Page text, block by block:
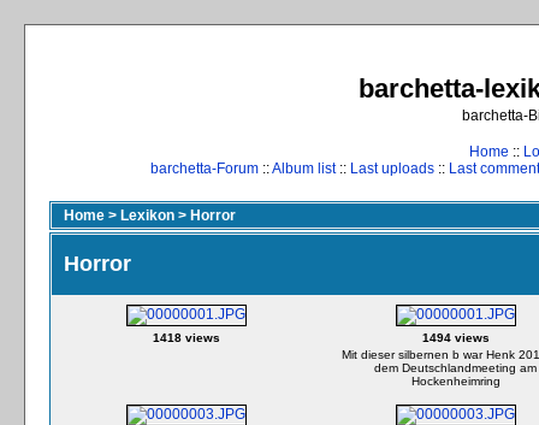
barchetta-
barchetta-
Home ::
barchetta-Forum ::Album list:: Last uploads :: Last
Home > Lexikon > Horror
Horror
1418 views
1494 views
Mit dieser silbernen b war Henk
dem Deutschlandmeeting am
Hockenheimring